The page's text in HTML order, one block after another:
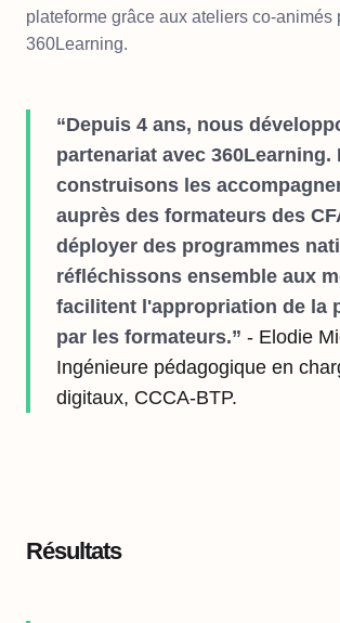
plateforme grâce aux ateliers co-animés
360Learning.
“Depuis 4 ans, nous
partenariat avec 360Learning.
construisons les
auprès des formateurs des
déployer des programmes
réfléchissons ensemble aux
facilitent l'appropriation de la
par les formateurs.” - Elodie
Ingénieure pédagogique en
digitaux, CCCA-BTP.
Résultats